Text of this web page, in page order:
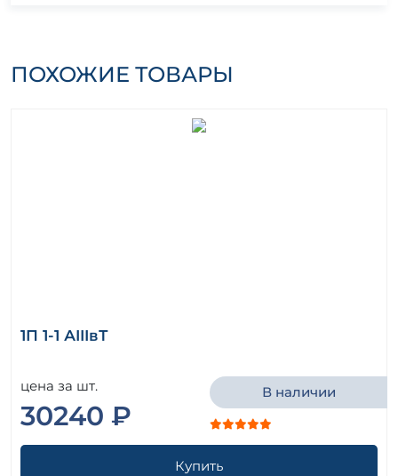
ПОХОЖИЕ ТОВАРЫ
1П 1-1 АIIIвТ
цена за шт.
30240 ₽
В наличии
Купить